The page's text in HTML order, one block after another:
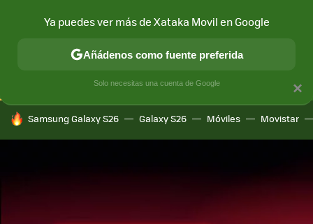
CONECTIVIDAD MÓVIL Y SOCIEDAD APLICACIONES
HOY SE HABLA DE
Samsung Galaxy S26 Galaxy S26 Móviles Movistar
×
Ya puedes ver más de Xataka Movil en Google
Añádenos como fuente preferida
Solo necesitas una cuenta de Google